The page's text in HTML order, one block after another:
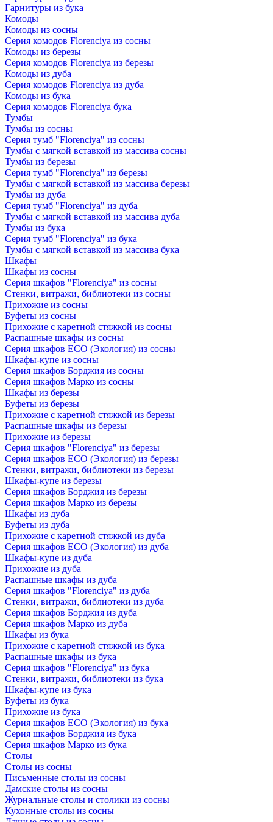
Гарнитуры из бука
Комоды
Комоды из сосны
Серия комодов Florenciya из сосны
Комоды из березы
Серия комодов Florenciya из березы
Комоды из дуба
Серия комодов Florenciya из дуба
Комоды из бука
Серия комодов Florenciya бука
Тумбы
Тумбы из сосны
Серия тумб "Florenciya" из сосны
Тумбы с мягкой вставкой из массива сосны
Тумбы из березы
Серия тумб "Florenciya" из березы
Тумбы с мягкой вставкой из массива березы
Тумбы из дуба
Серия тумб "Florenciya" из дуба
Тумбы с мягкой вставкой из массива дуба
Тумбы из бука
Серия тумб "Florenciya" из бука
Тумбы с мягкой вставкой из массива бука
Шкафы
Шкафы из сосны
Серия шкафов "Florenciya" из сосны
Стенки, витражи, библиотеки из сосны
Прихожие из сосны
Буфеты из сосны
Прихожие с каретной стяжкой из сосны
Распашные шкафы из сосны
Серия шкафов ECO (Экология) из сосны
Шкафы-купе из сосны
Серия шкафов Борджия из сосны
Серия шкафов Марко из сосны
Шкафы из березы
Буфеты из березы
Прихожие с каретной стяжкой из березы
Распашные шкафы из березы
Прихожие из березы
Серия шкафов "Florenciya" из березы
Серия шкафов ECO (Экология) из березы
Стенки, витражи, библиотеки из березы
Шкафы-купе из березы
Серия шкафов Борджия из березы
Серия шкафов Марко из березы
Шкафы из дуба
Буфеты из дуба
Прихожие с каретной стяжкой из дуба
Серия шкафов ECO (Экология) из дуба
Шкафы-купе из дуба
Прихожие из дуба
Распашные шкафы из дуба
Серия шкафов "Florenciya" из дуба
Стенки, витражи, библиотеки из дуба
Серия шкафов Борджия из дуба
Серия шкафов Марко из дуба
Шкафы из бука
Прихожие с каретной стяжкой из бука
Распашные шкафы из бука
Серия шкафов "Florenciya" из бука
Стенки, витражи, библиотеки из бука
Шкафы-купе из бука
Буфеты из бука
Прихожие из бука
Серия шкафов ECO (Экология) из бука
Серия шкафов Борджия из бука
Серия шкафов Марко из бука
Столы
Столы из сосны
Письменные столы из сосны
Дамские столы из сосны
Журнальные столы и столики из сосны
Кухонные столы из сосны